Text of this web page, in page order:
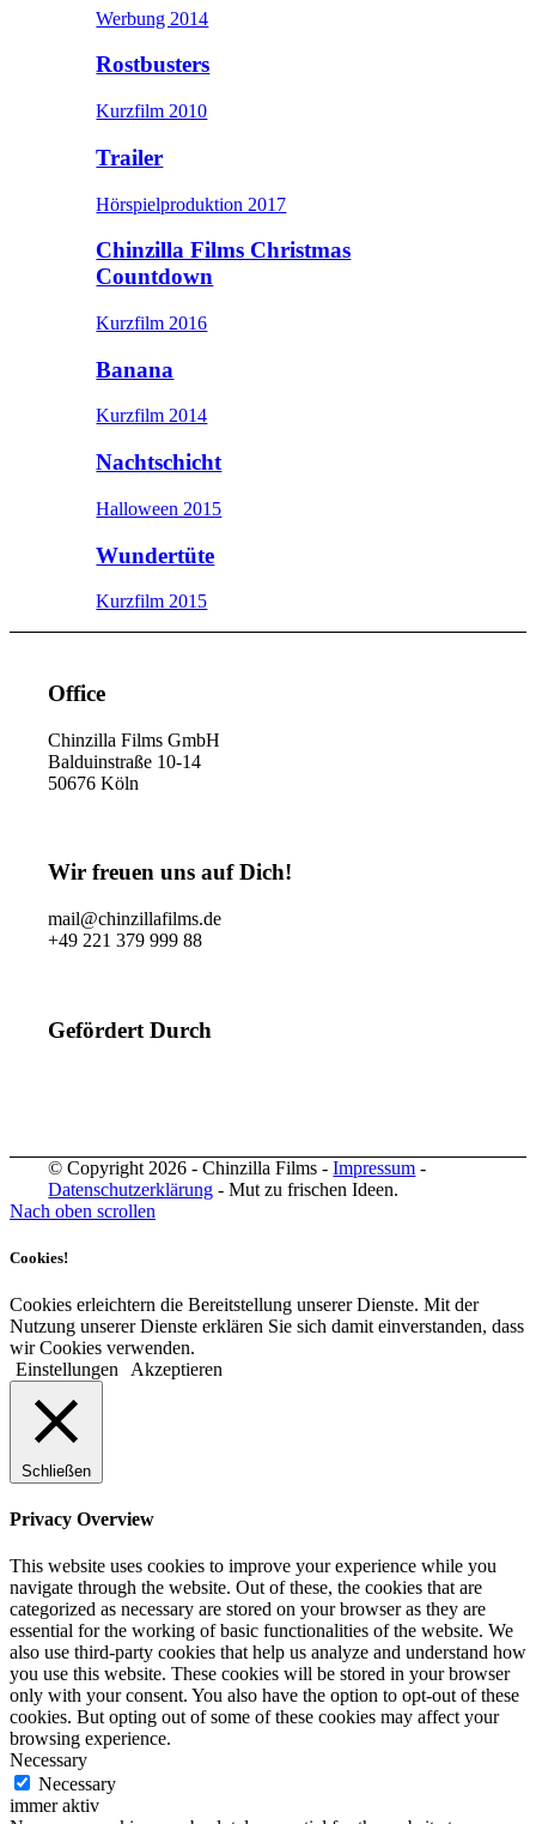
Werbung 2014
Rostbusters
Kurzfilm 2010
Trailer
Hörspielproduktion 2017
Chinzilla Films Christmas
Countdown
Kurzfilm 2016
Banana
Kurzfilm 2014
Nachtschicht
Halloween 2015
Wundertüte
Kurzfilm 2015
Office
Chinzilla Films GmbH
Balduinstraße 10-14
50676 Köln
Wir freuen uns auf Dich!
mail@chinzillafilms.de
+49 221 379 999 88
Gefördert Durch
© Copyright 2026 - Chinzilla Films -Impressum -
Datenschutzerklärung - Mut zu frischen Ideen.
Nach oben scrollen
Cookies!
Cookies erleichtern die Bereitstellung unserer Dienste. Mit der
Nutzung unserer Dienste erklären Sie sich damit einverstanden, dass
wir Cookies verwenden.
Einstellungen
Akzeptieren
Schließen
Privacy Overview
This website uses cookies to improve your experience while you
navigate through the website. Out of these, the cookies that are
categorized as necessary are stored on your browser as they are
essential for the working of basic functionalities of the website. We
also use third-party cookies that help us analyze and understand how
you use this website. These cookies will be stored in your browser
only with your consent. You also have the option to opt-out of these
cookies. But opting out of some of these cookies may affect your
browsing experience.
Necessary
Necessary
immer aktiv